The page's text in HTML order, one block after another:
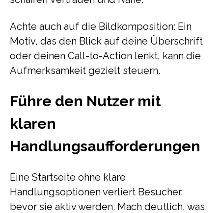
Achte auch auf die Bildkomposition: Ein
Motiv, das den Blick auf deine Überschrift
oder deinen Call-to-Action lenkt, kann die
Aufmerksamkeit gezielt steuern.
Führe den Nutzer mit
klaren
Handlungsaufforderungen
Eine Startseite ohne klare
Handlungsoptionen verliert Besucher,
bevor sie aktiv werden. Mach deutlich, was